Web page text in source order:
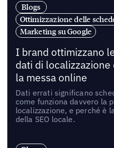
Blogs
Ottimizzazione delle
Marketing su Google
I brand ottimizzano
dati di
la messa online
Dati errati significano
come funziona davvero la
localizzazione, e perché è
della SEO locale.